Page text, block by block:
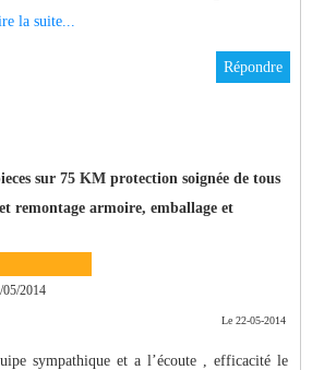
la suite...
Répondre
sur 75 KM protection soignée de tous
remontage armoire, emballage et
05/2014
Le 22-05-2014
sympathique et a l’écoute , efficacité le